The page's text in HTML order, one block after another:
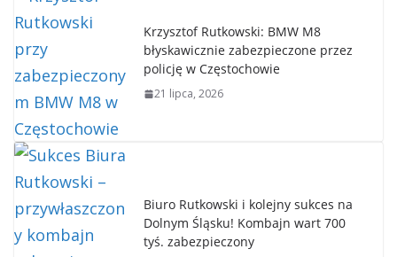
Krzysztof Rutkowski: BMW M8
błyskawicznie zabezpieczone przez
policję w Częstochowie
21 lipca, 2026
Biuro Rutkowski i kolejny sukces na
Dolnym Śląsku! Kombajn wart 700
tyś. zabezpieczony